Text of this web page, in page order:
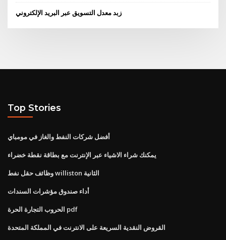
زبد معدل التسويق عبر البريد الإلكتروني
Top Stories
أفضل شركات النفط والغاز في مومباي
يمكنك شراء الاشياء عبر الإنترنت مع بطاقة نقطة خضراء
وظائف حقل نفط williston الثانية
أداء صندوق مؤشرات السندات
الحروب التجارة الحرة pdf
القروض النقدية السريعة على الانترنت في المملكة المتحدة